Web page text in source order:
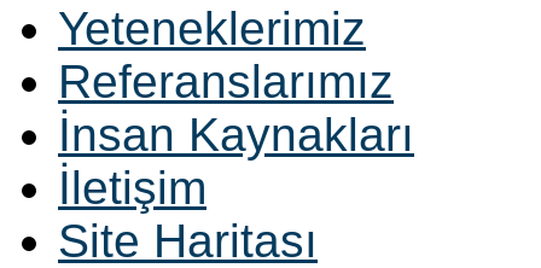
Yeteneklerimiz
Referanslarımız
İnsan Kaynakları
İletişim
Site Haritası